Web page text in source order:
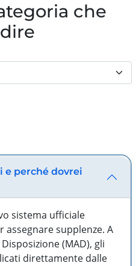
che
e perché dovrei
sistema ufficiale
supplenze. A
(MAD), gli
direttamente dalle